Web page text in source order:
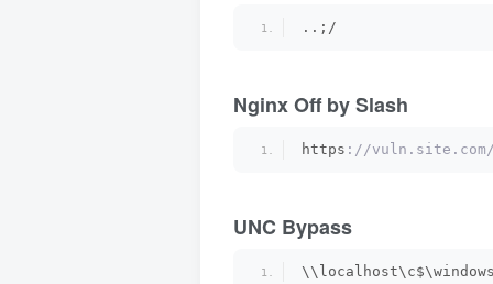
..;/
Nginx Off by Slash
https ://
UNC Bypass